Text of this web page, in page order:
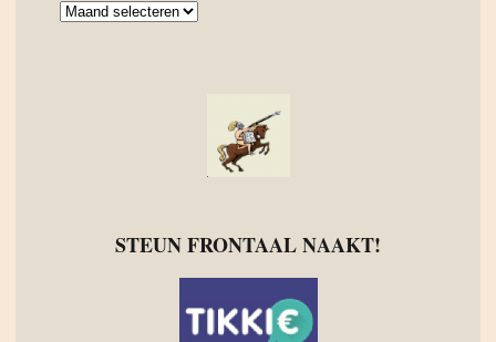
Archief
STEUN FRONTAAL NAAKT!